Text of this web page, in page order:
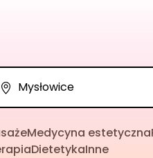
Medycyna estetyczna
DietetykaInne